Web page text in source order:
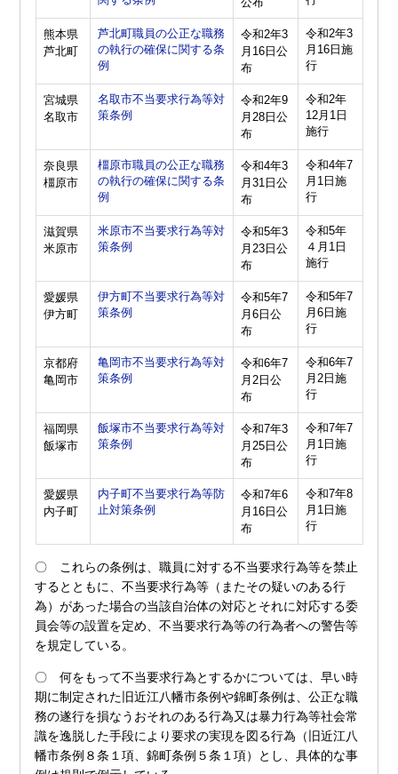
熊本県
芦北町
芦北町職員の公正な職務
の執行の確保に関する条
例
令和2年3
月16日公
布
令和2年3
月16日施
行
宮城県
名取市
名取市不当要求行為等対
策条例
令和2年9
月28日公
布
令和2年
12月1日
施行
奈良県
橿原市
橿原市職員の公正な職務
の執行の確保に関する条
例
令和4年3
月31日公
布
令和4年7
月1日施
行
滋賀県
米原市
米原市不当要求行為等対
策条例
令和5年3
月23日公
布
令和5年
４月1日
施行
愛媛県
伊方町
伊方町不当要求行為等対
策条例
令和5年7
月6日公
布
令和5年7
月6日施
行
京都府
亀岡市
亀岡市不当要求行為等対
策条例
令和6年7
月2日公
布
令和6年7
月2日施
行
福岡県
飯塚市
飯塚市不当要求行為等対
策条例
令和7年3
月25日公
布
令和7年7
月1日施
行
愛媛県
内子町
内子町不当要求行為等防
止対策条例
令和7年6
月16日公
布
令和7年8
月1日施
行
〇 これらの条例は、職員に対する不当要求行為等を禁止
するとともに、不当要求行為等（またその疑いのある行
為）があった場合の当該自治体の対応とそれに対応する委
員会等の設置を定め、不当要求行為等の行為者への警告等
を規定している。
〇 何をもって不当要求行為とするかについては、早い時
期に制定された旧近江八幡市条例や錦町条例は、公正な職
務の遂行を損なうおそれのある行為又は暴力行為等社会常
識を逸脱した手段により要求の実現を図る行為（旧近江八
幡市条例８条１項、錦町条例５条１項）とし、具体的な事